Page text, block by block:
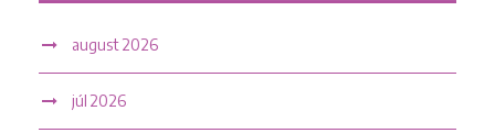
august 2026
júl 2026